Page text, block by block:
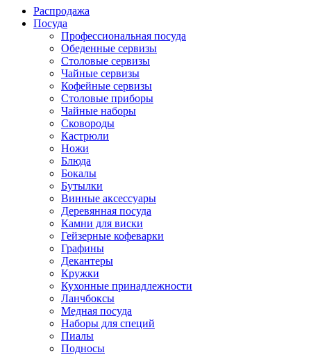
Распродажа
Посуда
Профессиональная посуда
Обеденные сервизы
Столовые сервизы
Чайные сервизы
Кофейные сервизы
Столовые приборы
Чайные наборы
Сковороды
Кастрюли
Ножи
Блюда
Бокалы
Бутылки
Винные аксессуары
Деревянная посуда
Камни для виски
Гейзерные кофеварки
Графины
Декантеры
Кружки
Кухонные принадлежности
Ланчбоксы
Медная посуда
Наборы для специй
Пиалы
Подносы